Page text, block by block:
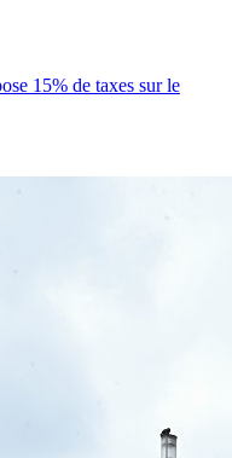
15% de taxes sur le